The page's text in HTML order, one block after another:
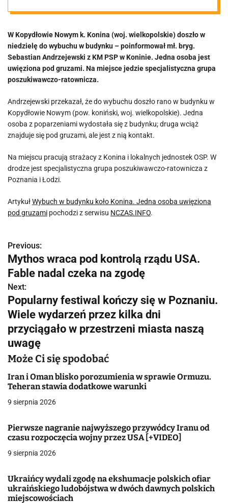
uwięziona pod
gruzami
W Kopydłowie Nowym k. Konina (woj. wielkopolskie) doszło w
niedzielę do wybuchu w budynku – poinformował mł. bryg.
Sebastian Andrzejewski z KM PSP w Koninie. Jedna osoba jest
uwięziona pod gruzami. Na miejsce jedzie specjalistyczna grupa
poszukiwawczo-ratownicza.
Andrzejewski przekazał, że do wybuchu doszło rano w budynku w
Kopydłowie Nowym (pow. koniński, woj. wielkopolskie). Jedna
osoba z poparzeniami wydostała się z budynku; druga wciąż
znajduje się pod gruzami, ale jest z nią kontakt.
Na miejscu pracują strażacy z Konina i lokalnych jednostek OSP. W
drodze jest specjalistyczna grupa poszukiwawczo-ratownicza z
Poznania i Łodzi.
ArtykułWybuch w budynku koło Konina. Jedna osoba uwięziona
pod gruzami pochodzi z serwisu NCZAS.INFO.
N
a
w
i
g
a
c
j
a
w
p
s
Previous:
Mythos wraca pod kontrolą rządu USA.
Fable nadal czeka na zgodę
Next:
Popularny festiwal kończy się w Poznaniu.
Wiele wydarzeń przez kilka dni
przyciągało w przestrzeni miasta naszą
uwagę
Może Ci się spodobać
Iran i Oman blisko porozumienia w sprawie Ormuzu.
Teheran stawia dodatkowe warunki
9 sierpnia 2026
Pierwsze nagranie najwyższego przywódcy Iranu od
czasu rozpoczęcia wojny przez USA [+VIDEO]
9 sierpnia 2026
Ukraińcy wydali zgodę na ekshumacje polskich ofiar
ukraińskiego ludobójstwa w dwóch dawnych polskich
miejscowościach